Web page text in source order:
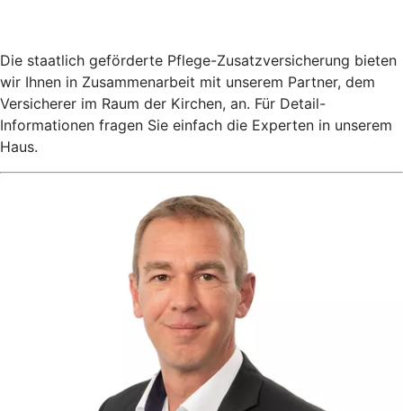
Die staatlich geförderte Pflege-Zusatz­versicherung bieten
wir Ihnen in Zusammenarbeit mit unserem Partner, dem
Versicherer im Raum der Kirchen, an. Für Detail-
Informationen fragen Sie einfach die Experten in unserem
Haus.